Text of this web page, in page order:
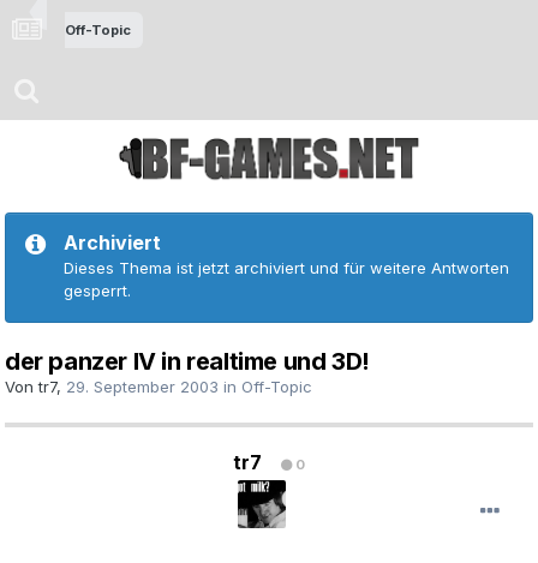
Off-Topic
Archiviert
Dieses Thema ist jetzt archiviert und für weitere Antworten
gesperrt.
der panzer IV in realtime und 3D!
Vontr7, 29. September 2003 in Off-Topic
tr7 0